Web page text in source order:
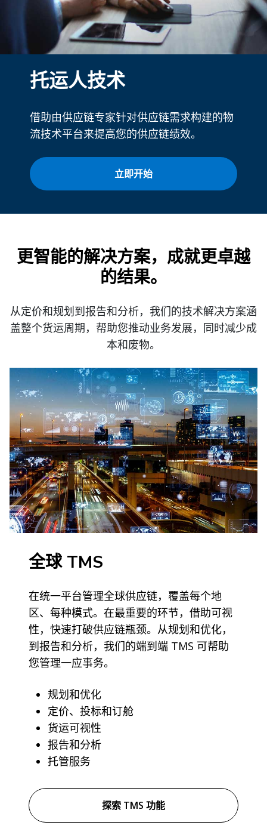
托运人技术
借助由供应链专家针对供应链需求构建的物
流技术平台来提高您的供应链绩效。
立即开始
更智能的解决方案，成就更卓越
的结果。
从定价和规划到报告和分析，我们的技术解决方案涵
盖整个货运周期，帮助您推动业务发展，同时减少成
本和废物。
全球 TMS
在统一平台管理全球供应链，覆盖每个地
区、每种模式。在最重要的环节，借助可视
性，快速打破供应链瓶颈。从规划和优化，
到报告和分析，我们的端到端 TMS 可帮助
您管理一应事务。
规划和优化
定价、投标和订舱
货运可视性
报告和分析
托管服务
探索 TMS 功能